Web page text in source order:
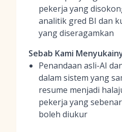
pekerja yang
analitik gred BI dan
yang diseragamkan
Sebab Kami
Penandaan asli-AI
dalam sistem yang
resume menjadi
pekerja yang
boleh diukur